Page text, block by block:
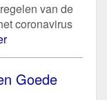
van de
coronavirus
Goede